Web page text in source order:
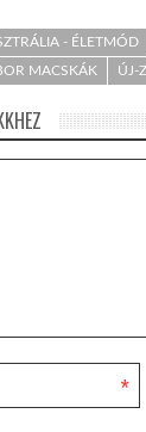
- ÉLETMÓD
MACSKÁK ÚJ-
*